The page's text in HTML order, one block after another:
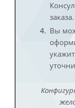
заказа.
Вы